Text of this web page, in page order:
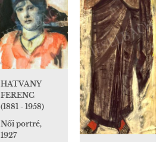
HATVANY
FERENC
(1881 - 1958)
Női portré,
1927